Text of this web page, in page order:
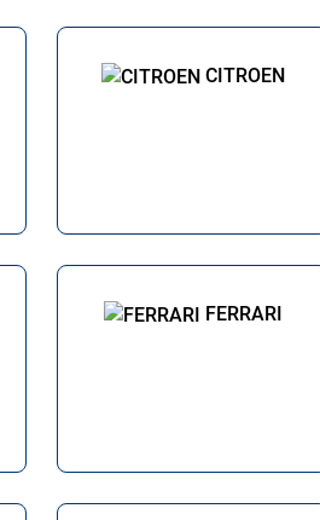
CITROEN
FERRARI